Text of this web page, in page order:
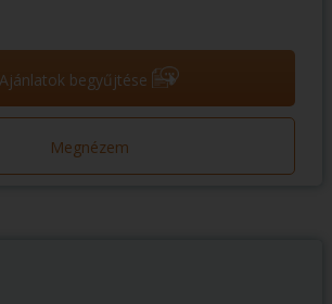
Ajánlatok begyűjtése ➝
Megnézem